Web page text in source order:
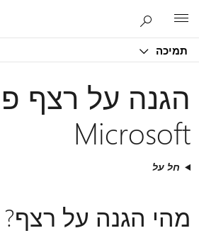
תמיכה
הגנה על רצף
Microsoft
חל על
מהי הגנה על רצף?